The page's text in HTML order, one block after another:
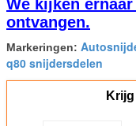
We kijken
ontvangen.
Markeringen:
q80 snijdersdelen